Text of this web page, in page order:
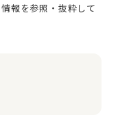
報を参照・抜粋して